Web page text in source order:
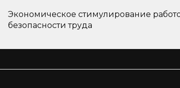
Экономическое стимулирование
безопасности труда